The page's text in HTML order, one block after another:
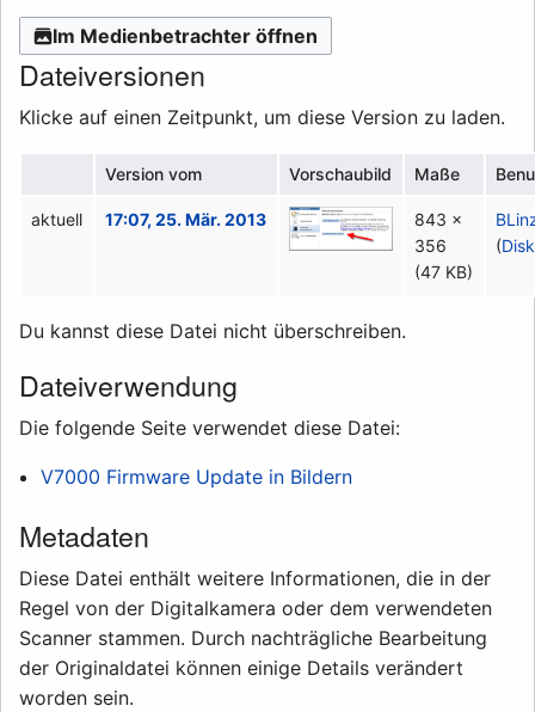
Im Medienbetrachter öffnen
Dateiversionen
Klicke auf einen Zeitpunkt, um diese Version zu laden.
Version vom Vorschaubild Maße
aktuell 17:07, 25. Mär. 2013
843 ×
356
(47 KB)
(
Du kannst diese Datei nicht überschreiben.
Dateiverwendung
Die folgende Seite verwendet diese Datei:
V7000 Firmware Update in Bildern
Metadaten
Diese Datei enthält weitere Informationen, die in der
Regel von der Digitalkamera oder dem verwendeten
Scanner stammen. Durch nachträgliche Bearbeitung
der Originaldatei können einige Details verändert
worden sein.